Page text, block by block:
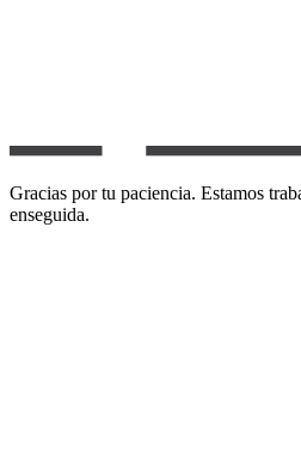
Gracias por tu paciencia. Estamos
enseguida.